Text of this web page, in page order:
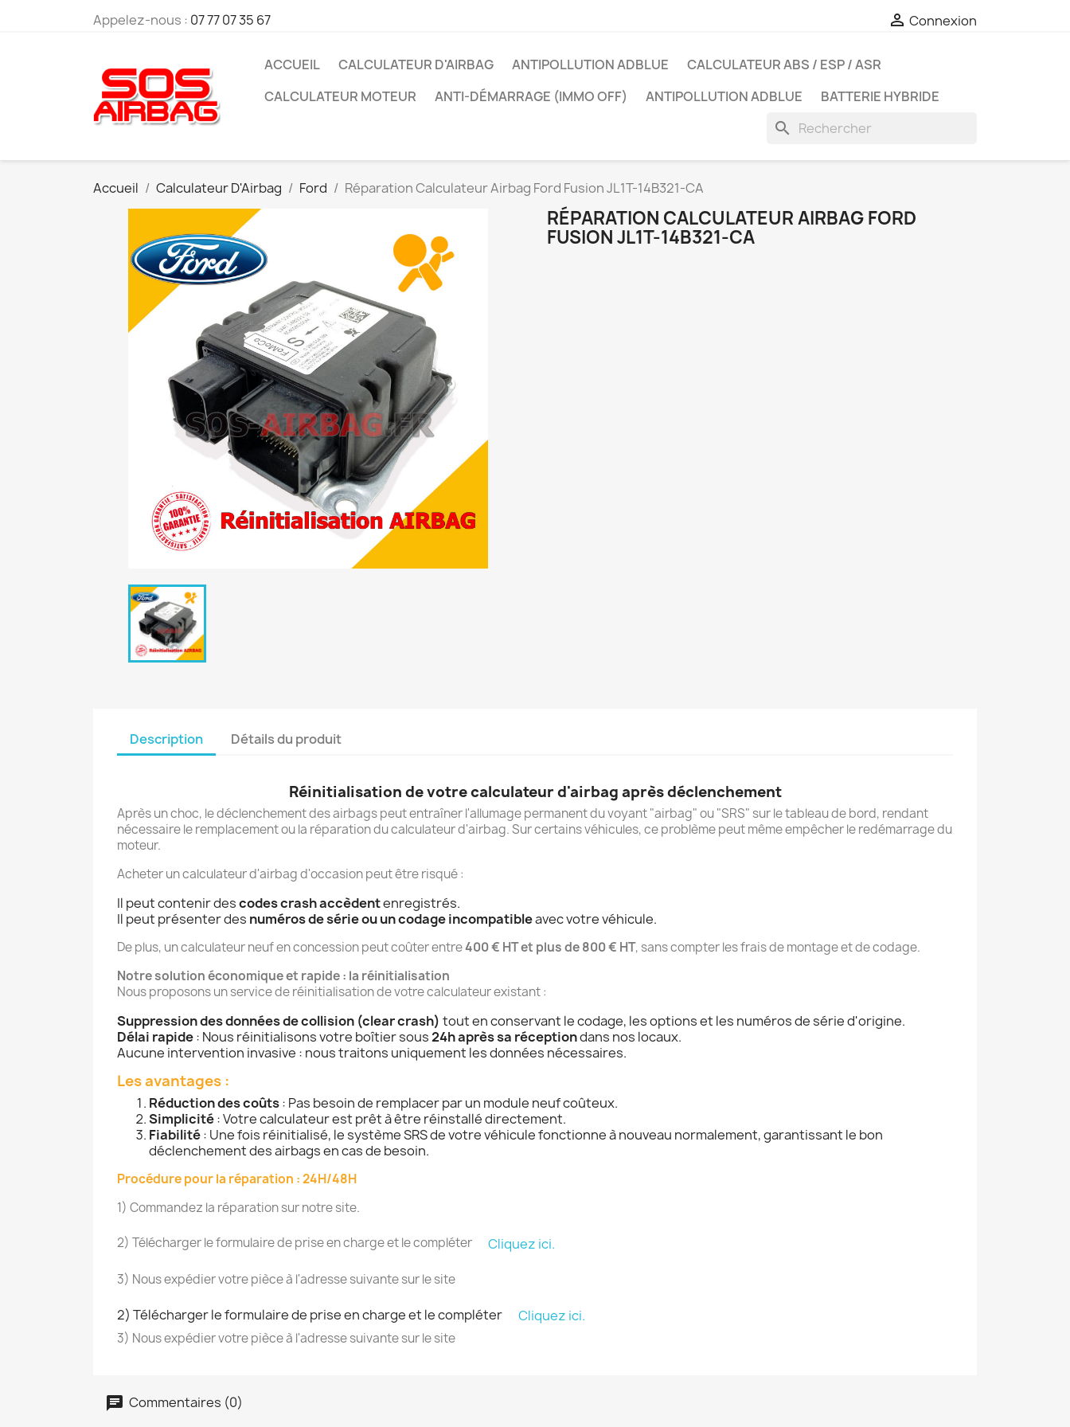
Appelez-nous : 07 77 07 35 67  Connexion
ACCUEIL CALCULATEUR D'AIRBAG ANTIPOLLUTION ADBLUE
CALCULATEUR ABS / ESP / ASR
CALCULATEUR MOTEUR
ANTI-DÉMARRAGE (IMMO OFF) ANTIPOLLUTION ADBLUE BATTERIE HYBRIDE
search
Accueil Calculateur D'Airbag Ford Réparation Calculateur Airbag Ford Fusion JL1T-14B321-CA
RÉPARATION CALCULATEUR AIRBAG FORD
FUSION JL1T-14B321-CA
Description Détails du produit
Réinitialisation de votre calculateur d'airbag après déclenchement
Après un choc, le déclenchement des airbags peut entraîner l'allumage permanent du voyant "airbag" ou "SRS" sur le tableau de bord, rendant
nécessaire le remplacement ou la réparation du calculateur d'airbag. Sur certains véhicules, ce problème peut même empêcher le redémarrage du
moteur.
Acheter un calculateur d'airbag d'occasion peut être risqué :
Il peut contenir descodes crash accèdentenregistrés.
Il peut présenter des numéros de série ou un codage incompatibleavec votre véhicule.
De plus, un calculateur neuf en concession peut coûter entre400 € HT et plus de 800 € HT, sans compter les frais de montage et de codage.
Notre solution économique et rapide : la réinitialisation
Nous proposons un service de réinitialisation de votre calculateur existant :
Suppression des données de collision (clear crash) tout en conservant le codage, les options et les numéros de série d'origine.
Délai rapide: Nous réinitialisons votre boîtier sous24h après sa réceptiondans nos locaux.
Aucune intervention invasive : nous traitons uniquement les données nécessaires.
Les avantages :
Réduction des coûts: Pas besoin de remplacer par un module neuf coûteux.
Simplicité: Votre calculateur est prêt à être réinstallé directement.
Fiabilité: Une fois réinitialisé, le système SRS de votre véhicule fonctionne à nouveau normalement, garantissant le bon
déclenchement des airbags en cas de besoin.
Procédure pour la réparation : 24H/48H
1) Commandez la réparation sur notre site.
2) Télécharger le formulaire de prise en charge et le compléter Cliquez ici.
3) Nous expédier votre pièce à l'adresse suivante sur le site
2) Télécharger le formulaire de prise en charge et le compléter Cliquez ici.
3) Nous expédier votre pièce à l'adresse suivante sur le site
Commentaires (0)